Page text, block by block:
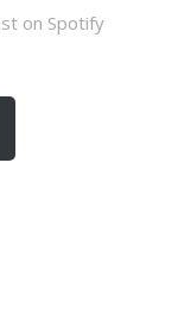
on Spotify